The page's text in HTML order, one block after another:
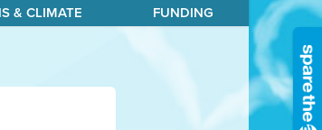
& CLIMATE FUNDING